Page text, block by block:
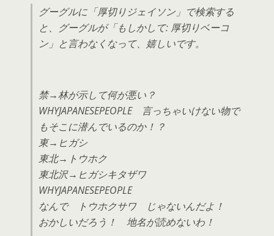
グーグルに「厚切りジェイソン」で検索する
と、グーグルが「もしかして: 厚切りベーコ
ン」と言わなくなって、嬉しいです。
禁→林が示して何が悪い？
WHYJAPANESEPEOPLE 言っちゃいけない物で
もそこに潜んでいるのか！？
東→ヒガシ
東北→トウホク
東北沢→ヒガシキタザワ
WHYJAPANESEPEOPLE
なんで トウホクサワ じゃないんだよ！
おかしいだろう！ 地名が読めないわ！